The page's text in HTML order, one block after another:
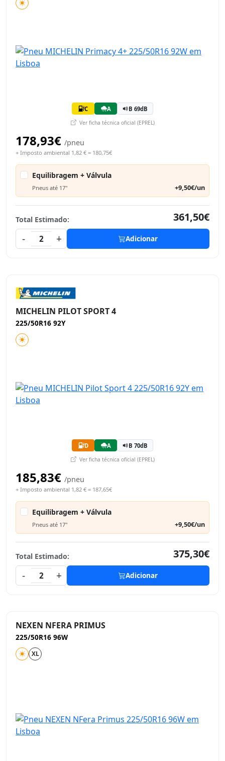
C A B 69dB
Ver ficha técnica oficial (EPREL)
178,93€ /pneu
+ Imposto ambiental 1,82 € = 180,75€
Equilibragem + Válvula
Pneus até 17" +9,50€/un
Total Estimado:
361,50€
-
2 + Adicionar
MICHELIN PILOT SPORT 4
225/50R16 92Y
D A B 70dB
Ver ficha técnica oficial (EPREL)
185,83€ /pneu
+ Imposto ambiental 1,82 € = 187,65€
Equilibragem + Válvula
Pneus até 17" +9,50€/un
Total Estimado:
375,30€
-
2 + Adicionar
NEXEN NFERA PRIMUS
225/50R16 96W
XL